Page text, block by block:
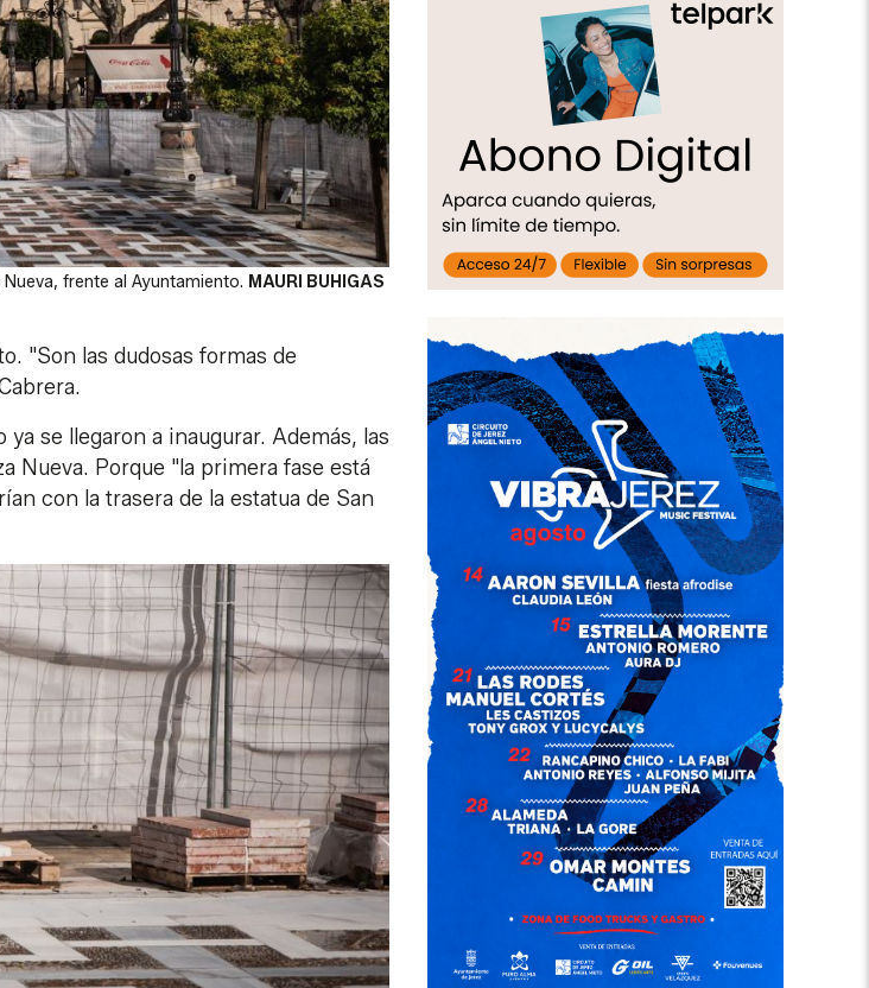
frente al Ayuntamiento. MAURI BUHIGAS
"Son las dudosas formas de
se llegaron a inaugurar. Además, las
Nueva. Porque "la primera fase está
con la trasera de la estatua de San